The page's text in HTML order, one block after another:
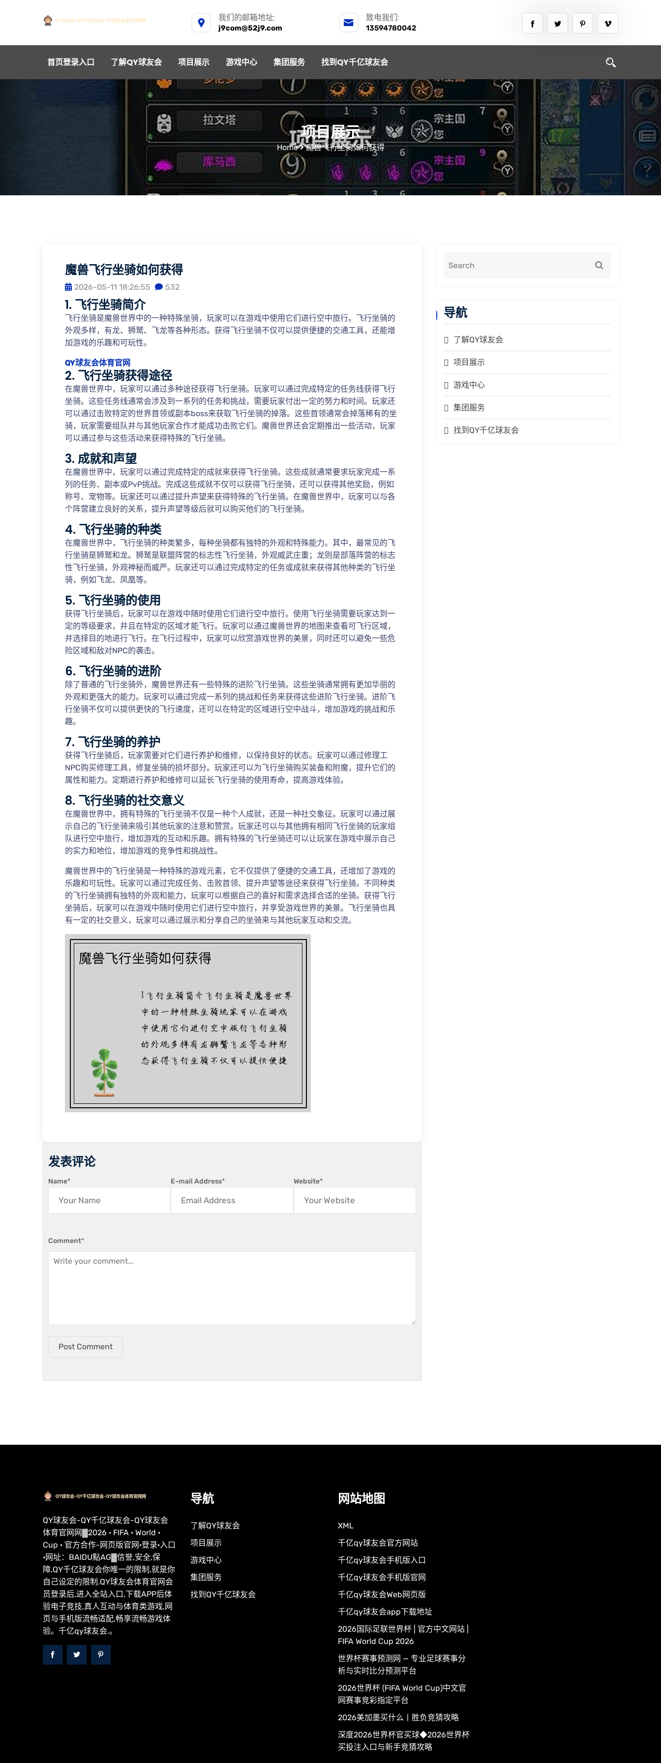
我们的邮箱地址:
j9com@52j9.com
致电我们:
13594780042
首页登录入口 了解QY球友会 项目展示 游戏中心 集团服务 找到QY千亿球友会
项目展示
Home 魔兽飞行坐骑如何获得
魔兽飞行坐骑如何获得
2026-05-11 18:26:55 532
1. 飞行坐骑简介
飞行坐骑是魔兽世界中的一种特殊坐骑，玩家可以在游戏中使用它们进行空中旅行。飞行坐骑的
外观多样，有龙、狮鹫、飞龙等各种形态。获得飞行坐骑不仅可以提供便捷的交通工具，还能增
加游戏的乐趣和可玩性。
QY球友会体育官网
2. 飞行坐骑获得途径
在魔兽世界中，玩家可以通过多种途径获得飞行坐骑。玩家可以通过完成特定的任务线获得飞行
坐骑。这些任务线通常会涉及到一系列的任务和挑战，需要玩家付出一定的努力和时间。玩家还
可以通过击败特定的世界首领或副本boss来获取飞行坐骑的掉落。这些首领通常会掉落稀有的坐
骑，玩家需要组队并与其他玩家合作才能成功击败它们。魔兽世界还会定期推出一些活动，玩家
可以通过参与这些活动来获得特殊的飞行坐骑。
3. 成就和声望
在魔兽世界中，玩家可以通过完成特定的成就来获得飞行坐骑。这些成就通常要求玩家完成一系
列的任务、副本或PvP挑战。完成这些成就不仅可以获得飞行坐骑，还可以获得其他奖励，例如
称号、宠物等。玩家还可以通过提升声望来获得特殊的飞行坐骑。在魔兽世界中，玩家可以与各
个阵营建立良好的关系，提升声望等级后就可以购买他们的飞行坐骑。
4. 飞行坐骑的种类
在魔兽世界中，飞行坐骑的种类繁多，每种坐骑都有独特的外观和特殊能力。其中，最常见的飞
行坐骑是狮鹫和龙。狮鹫是联盟阵营的标志性飞行坐骑，外观威武庄重；龙则是部落阵营的标志
性飞行坐骑，外观神秘而威严。玩家还可以通过完成特定的任务或成就来获得其他种类的飞行坐
骑，例如飞龙、凤凰等。
5. 飞行坐骑的使用
获得飞行坐骑后，玩家可以在游戏中随时使用它们进行空中旅行。使用飞行坐骑需要玩家达到一
定的等级要求，并且在特定的区域才能飞行。玩家可以通过魔兽世界的地图来查看可飞行区域，
并选择目的地进行飞行。在飞行过程中，玩家可以欣赏游戏世界的美景，同时还可以避免一些危
险区域和敌对NPC的袭击。
6. 飞行坐骑的进阶
除了普通的飞行坐骑外，魔兽世界还有一些特殊的进阶飞行坐骑。这些坐骑通常拥有更加华丽的
外观和更强大的能力。玩家可以通过完成一系列的挑战和任务来获得这些进阶飞行坐骑。进阶飞
行坐骑不仅可以提供更快的飞行速度，还可以在特定的区域进行空中战斗，增加游戏的挑战和乐
趣。
7. 飞行坐骑的养护
获得飞行坐骑后，玩家需要对它们进行养护和维修，以保持良好的状态。玩家可以通过修理工
NPC购买修理工具，修复坐骑的损坏部分。玩家还可以为飞行坐骑购买装备和附魔，提升它们的
属性和能力。定期进行养护和维修可以延长飞行坐骑的使用寿命，提高游戏体验。
8. 飞行坐骑的社交意义
在魔兽世界中，拥有特殊的飞行坐骑不仅是一种个人成就，还是一种社交象征。玩家可以通过展
示自己的飞行坐骑来吸引其他玩家的注意和赞赏。玩家还可以与其他拥有相同飞行坐骑的玩家组
队进行空中旅行，增加游戏的互动和乐趣。拥有特殊的飞行坐骑还可以让玩家在游戏中展示自己
的实力和地位，增加游戏的竞争性和挑战性。
魔兽世界中的飞行坐骑是一种特殊的游戏元素，它不仅提供了便捷的交通工具，还增加了游戏的
乐趣和可玩性。玩家可以通过完成任务、击败首领、提升声望等途径来获得飞行坐骑。不同种类
的飞行坐骑拥有独特的外观和能力，玩家可以根据自己的喜好和需求选择合适的坐骑。获得飞行
坐骑后，玩家可以在游戏中随时使用它们进行空中旅行，并享受游戏世界的美景。飞行坐骑也具
有一定的社交意义，玩家可以通过展示和分享自己的坐骑来与其他玩家互动和交流。
发表评论
Name* E-mail Address* Website*
Comment*
Post Comment
导航
了解QY球友会
项目展示
游戏中心
集团服务
找到QY千亿球友会
QY球友会-QY千亿球友会-QY球友会
体育官网网▓2026 · FIFA · World ·
Cup · 官方合作-网页版官网·登录·入口
·网址：BAIDU點AG▓信誉,安全,保
障,QY千亿球友会你唯一的限制,就是你
自己设定的限制.QY球友会体育官网会
员登录后,进入全站入口,下载APP后体
验电子竞技,真人互动与体育类游戏,网
页与手机版流畅适配,畅享流畅游戏体
验。千亿qy球友会.。
导航
了解QY球友会
项目展示
游戏中心
集团服务
找到QY千亿球友会
网站地图
XML
千亿qy球友会官方网站
千亿qy球友会手机版入口
千亿qy球友会手机版官网
千亿qy球友会Web网页版
千亿qy球友会app下载地址
2026国际足联世界杯 | 官方中文网站 |
FIFA World Cup 2026
世界杯赛事预测网 — 专业足球赛事分
析与实时比分预测平台
2026世界杯 (FIFA World Cup)中文官
网赛事竞彩指定平台
2026美加墨买什么丨胜负竞猜攻略
深度2026世界杯官买球◆2026世界杯
买投注入口与新手竞猜攻略